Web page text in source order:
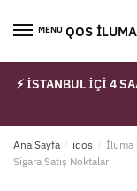
MENUIQOS
⚡ İSTANBUL İÇİ 4
Ana Sayfa / iqos / İluma
Sigara Satış Noktaları